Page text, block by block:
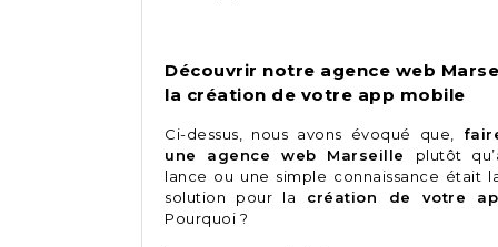
Découvrir notre agence web
la création de votre app mobile
Ci-dessus, nous avons évoqué que,
une agence web Marseille plutôt
lance ou une simple connaissance était
solution pour la création de votre
Pourquoi ?